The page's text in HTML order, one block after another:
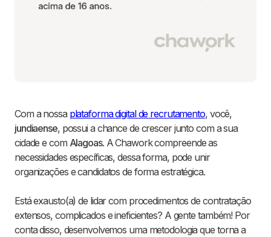
Com a nossa plataforma digital de recrutamento, você,
jundiaense, possui a chance de crescer junto com a sua
cidade e com Alagoas. A Chawork compreende as
necessidades específicas, dessa forma, pode unir
organizações e candidatos de forma estratégica.
Está exausto(a) de lidar com procedimentos de contratação
extensos, complicados e ineficientes? A gente também! Por
conta disso, desenvolvemos uma metodologia que torna a